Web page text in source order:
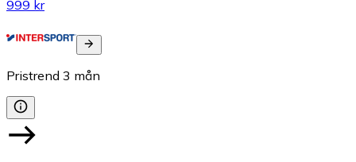
999 kr
Pristrend 3 mån